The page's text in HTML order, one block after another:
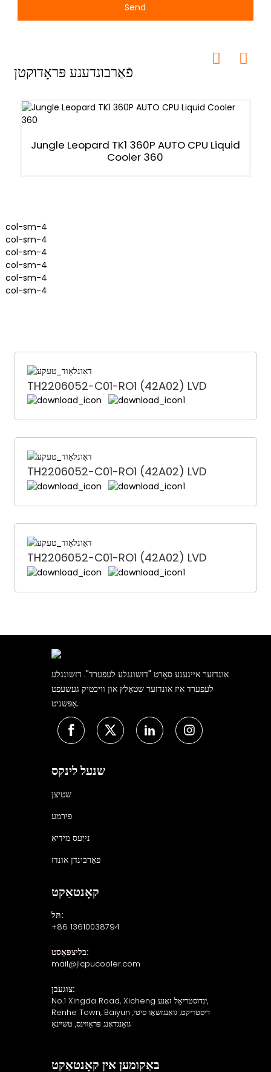
Send
פֿאַרבונדענע פּראָדוקטן
Jungle Leopard TK1 360P AUTO CPU Liquid
Cooler 360
col-sm-4
col-sm-4
col-sm-4
col-sm-4
col-sm-4
col-sm-4
TH2206052-C01-RO1 (42A02) LVD
TH2206052-C01-RO1 (42A02) LVD
TH2206052-C01-RO1 (42A02) LVD
אונדזער אייגענע סאָרט "דזשונגלע לעפּערד". דזשונגלע
לעפּערד איז אונדזער שטאָלץ און וויכטיק געשעפט
אָפּשניט.
שנעל לינקס
שטיצן
פירמע
נייַעס מידיאַ
פאַרבינדן אונדז
קאָנטאַקט
תּל:
+86 13610038794
בליצפּאָסט:
mail@jlcpucooler.com
צוגעבן:
No.1 Xingda Road, Xicheng ינדוסטריאַל זאָנע,
Renhe Town, Baiyun דיסטריקט, גואַנגזשאָו סיטי,
גואַנגדאָנג פּראַווינס, טשיינאַ
באַקומען אין קאָנטאַקט